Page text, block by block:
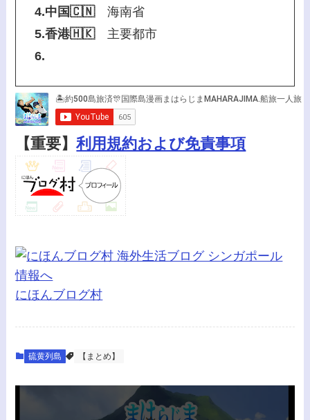
4.中国🇨🇳海南省
5.香港🇭🇰主要都市
6.
【重要】利用規約および免責事項
にほんブログ村
硫黄列島 【まとめ】